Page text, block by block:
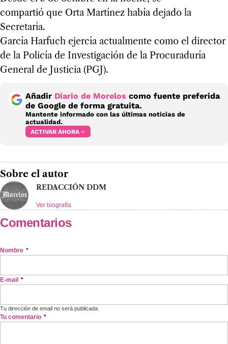
compartió que Orta Martínez había dejado la
Secretaría.
García Harfuch ejercía actualmente como el director
de la Policía de Investigación de la Procuraduría
General de Justicia (PGJ).
Añadir Diario de Morelos como fuente preferida
de Google de forma gratuita.
Mantente informado con las últimas noticias de
actualidad.
ACTIVAR AHORA
Sobre el autor
REDACCIÓN DDM
Ver biografía
Comentarios
Nombre *
E-mail *
Tu dirección de email no será publicada.
Tu comentario *